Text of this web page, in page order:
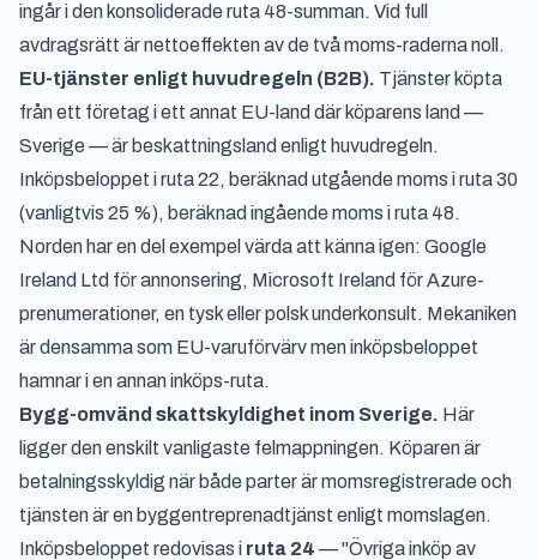
ingår i den konsoliderade ruta 48-summan. Vid full
avdragsrätt är nettoeffekten av de två moms-raderna noll.
EU-tjänster enligt huvudregeln (B2B). Tjänster köpta
från ett företag i ett annat EU-land där köparens land —
Sverige — är beskattningsland enligt huvudregeln.
Inköpsbeloppet i ruta 22, beräknad utgående moms i ruta 30
(vanligtvis 25 %), beräknad ingående moms i ruta 48.
Norden har en del exempel värda att känna igen: Google
Ireland Ltd för annonsering, Microsoft Ireland för Azure-
prenumerationer, en tysk eller polsk underkonsult. Mekaniken
är densamma som EU-varuförvärv men inköpsbeloppet
hamnar i en annan inköps-ruta.
Bygg-omvänd skattskyldighet inom Sverige. Här
ligger den enskilt vanligaste felmappningen. Köparen är
betalningsskyldig när både parter är momsregistrerade och
tjänsten är en byggentreprenadtjänst enligt momslagen.
Inköpsbeloppet redovisas i ruta 24 — "Övriga inköp av